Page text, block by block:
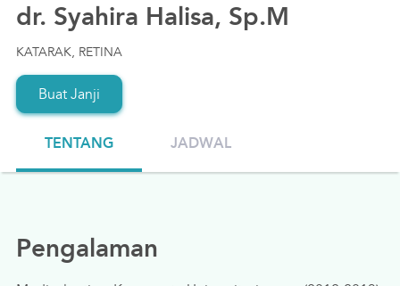
Perpustakaan Digital
dr. Syahira Halisa, Sp.M
KATARAK, RETINA
Buat Janji
TENTANG JADWAL
Pengalaman